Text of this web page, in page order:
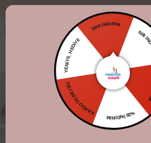
150₺ İNDİRİM
%20 İNDİRİM
KARGO ÜCRETSİZ
YENİYIL HEDİYE